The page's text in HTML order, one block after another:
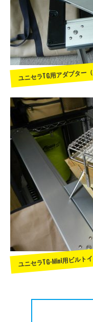
ユニセラTG用アダプター
ユニセラTG-Mini用ビルト